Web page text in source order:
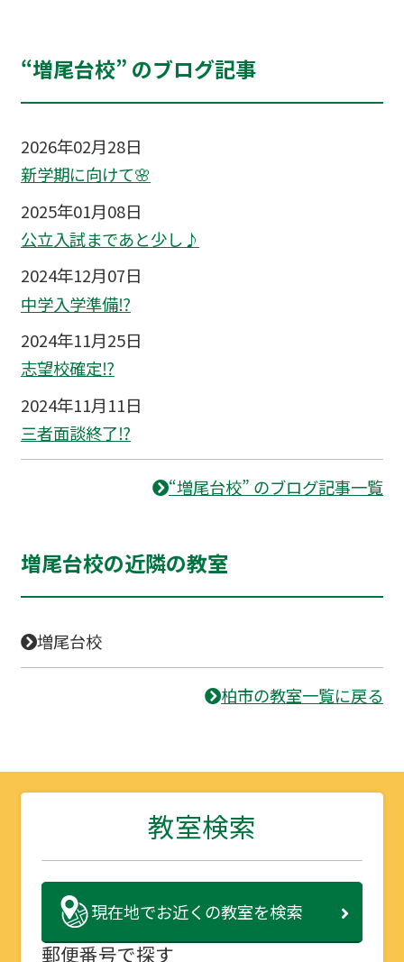
“増尾台校” のブログ記事
2026年02月28日
新学期に向けて🌸
2025年01月08日
公立入試まであと少し♪
2024年12月07日
中学入学準備⁉
2024年11月25日
志望校確定⁉
2024年11月11日
三者面談終了⁉
“増尾台校” のブログ記事一覧
増尾台校の近隣の教室
増尾台校
柏市の教室一覧に戻る
教室検索
現在地でお近くの教室を検索
郵便番号で探す